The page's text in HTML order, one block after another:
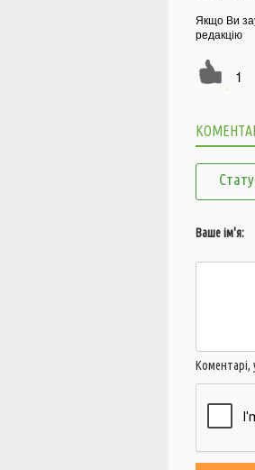
Якщо Ви
редакцію
1
Ваше ім'я:
Коментарі,